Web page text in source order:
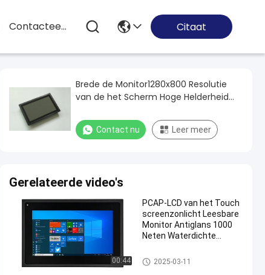
Contacteer Ons Citaat
Brede de Monitor1280x800 Resolutie
van de het Scherm Hoge Helderheid
Contact nu Leer meer
Gerelateerde video's
00:44
PCAP-LCD van het Touch
screenzonlicht Leesbare
Monitor Antiglans 1000
Neten Waterdichte
Hoge Helderheidsmonitor
2025-03-11